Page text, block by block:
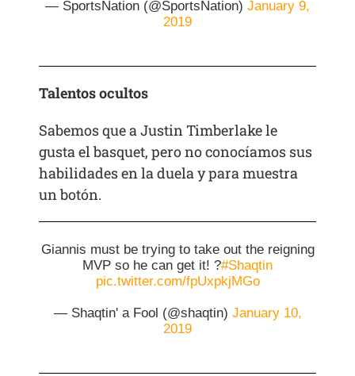
— SportsNation (@SportsNation) January 9,
2019
Talentos ocultos
Sabemos que a Justin Timberlake le
gusta el basquet, pero no conocíamos sus
habilidades en la duela y para muestra
un botón.
Giannis must be trying to take out the reigning
MVP so he can get it! ?#Shaqtin
pic.twitter.com/fpUxpkjMGo
— Shaqtin' a Fool (@shaqtin) January 10,
2019